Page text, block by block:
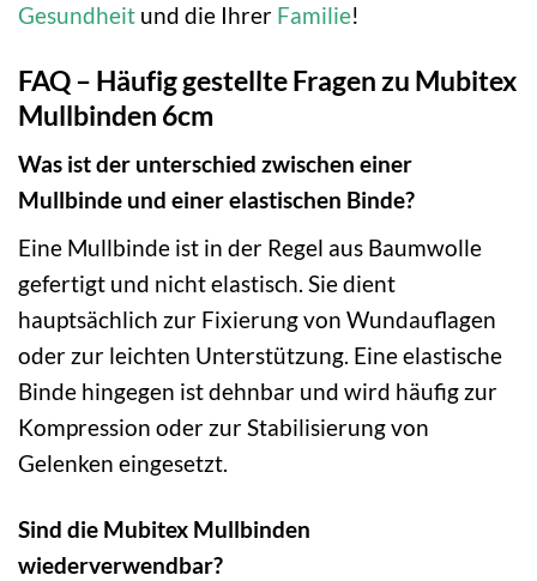
Gesundheit und die Ihrer Familie!
FAQ – Häufig gestellte Fragen zu Mubitex
Mullbinden 6cm
Was ist der unterschied zwischen einer
Mullbinde und einer elastischen Binde?
Eine Mullbinde ist in der Regel aus Baumwolle
gefertigt und nicht elastisch. Sie dient
hauptsächlich zur Fixierung von Wundauflagen
oder zur leichten Unterstützung. Eine elastische
Binde hingegen ist dehnbar und wird häufig zur
Kompression oder zur Stabilisierung von
Gelenken eingesetzt.
Sind die Mubitex Mullbinden
wiederverwendbar?